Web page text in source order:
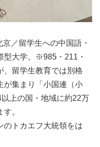
京／留学生への中国語・
型大学。※985・211・
、留学生教育では別格
が集まり「小国連（小
上の国・地域に約22万
。
のトカエフ大統領をは